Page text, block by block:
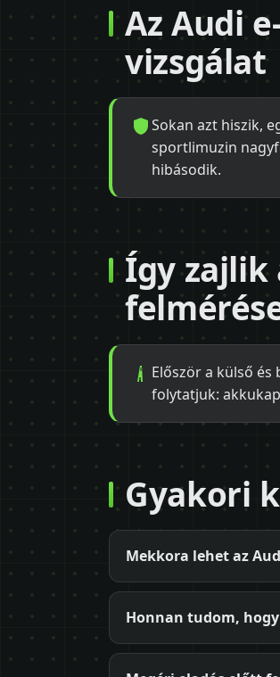
Az Audi
vizsgálat
Sokan azt hiszik,
sportlimuzin
hibásodik.
Így zajlik
Először a külső
folytatjuk:
Gyakori
Mekkora lehet az
Honnan tudom,